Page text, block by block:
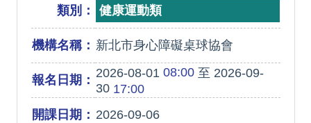
類別： 健康運動類
機構名稱： 新北市身心障礙桌球協會
報名日期： 2026-08-01 08:00至 2026-09-
3017:00
開課日期： 2026-09-06